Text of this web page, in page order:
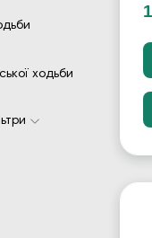
ходьби